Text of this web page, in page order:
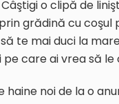
o clipă de
grădină cu coşul
te mai duci la
care ai vrea să le
haine noi de la o